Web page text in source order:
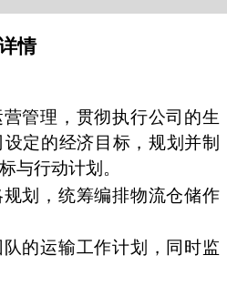
情
管理，贯彻执行公司的生
定的经济目标，规划并制
与行动计划。
划，统筹编排物流仓储作
的运输工作计划，同时监